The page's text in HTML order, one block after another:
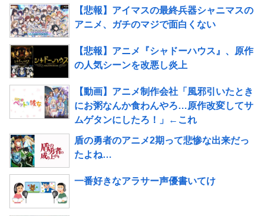
【悲報】アイマスの最終兵器シャニマスの
アニメ、ガチのマジで面白くない
【悲報】アニメ『シャドーハウス』、原作
の人気シーンを改悪し炎上
【動画】アニメ制作会社「風邪引いたとき
にお粥なんか食わんやろ…原作改変してサ
ムゲタンにしたろ！」←これ
盾の勇者のアニメ2期って悲惨な出来だっ
たよね…
一番好きなアラサー声優書いてけ